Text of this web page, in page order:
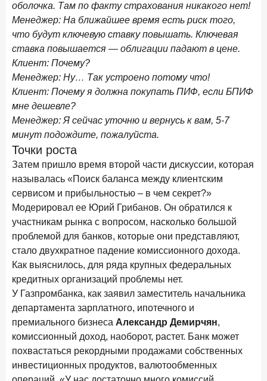
оболочка. Там по факту страхования никакого нет!
Менеджер: На ближайшее время есть риск того,
что будут ключевую ставку повышать. Ключевая
ставка повышается — облигации падают в цене.
Клиент: Почему?
Менеджер: Ну… Так устроено потому что!
Клиент: Почему я должна покупать ПИФ, если БПИФ
мне дешевле?
Менеджер: Я сейчас уточню и вернусь к вам, 5-7
минут подождите, пожалуйста.
Точки роста
Затем пришло время второй части дискуссии, которая
называлась «Поиск баланса между клиентским
сервисом и прибыльностью – в чем секрет?»
Модерировал ее Юрий Грибанов. Он обратился к
участникам рынка с вопросом, насколько большой
проблемой для банков, которые они представляют,
стало двухкратное падение комиссионного дохода.
Как выяснилось, для ряда крупных федеральных
кредитных организаций проблемы нет.
У Газпромбанка, как заявил заместитель начальника
департамента зарплатного, ипотечного и
премиального бизнеса Александр Демирчян,
комиссионный доход, наоборот, растет. Банк может
похвастаться рекордными продажами собственных
инвестиционных продуктов, валютообменных